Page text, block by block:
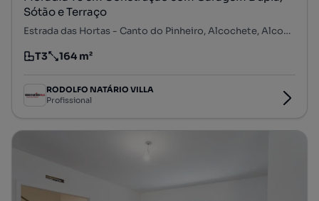
Sótão e Terraço
Estrada das Hortas - Canto do Pinheiro, Alcochete, Alcochete, Setúbal
Tipologia
T3
Preço por metro quadrado
164 m²
RODOLFO NATÁRIO VILLA
Profissional